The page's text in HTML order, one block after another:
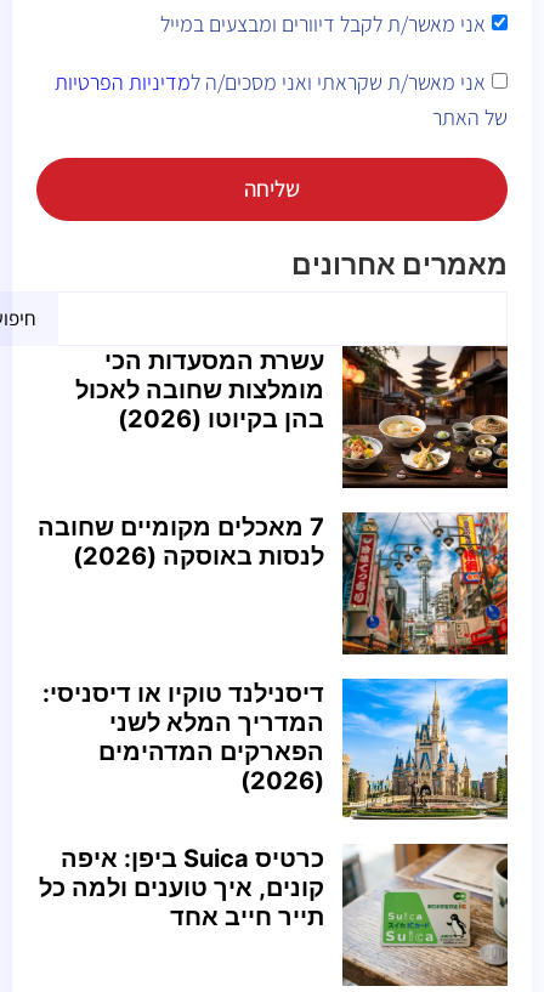
אני מאשר/ת לקבל דיוורים ומבצעים במייל
אני מאשר/ת שקראתי ואני מסכים/ה למדיניות הפרטיות
של האתר
שליחה
מאמרים אחרונים
עשרת המסעדות הכי
מומלצות שחובה לאכול
בהן בקיוטו (2026)
7 מאכלים מקומיים שחובה
לנסות באוסקה (2026)
דיסנילנד טוקיו או דיסניסי:
המדריך המלא לשני
הפארקים המדהימים
(2026)
כרטיס Suica ביפן: איפה
קונים, איך טוענים ולמה כל
תייר חייב אחד